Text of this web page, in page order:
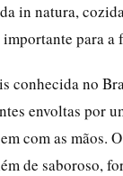
in natura,
para
conhecida no
envoltas por
com as mãos.
de saboroso,